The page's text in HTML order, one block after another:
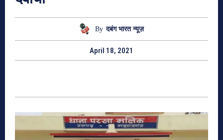
By दबंग भारत न्यूज़
April 18, 2021